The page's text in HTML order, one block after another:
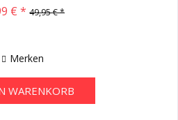
€ * 49,95 € *
Merken
WARENKORB